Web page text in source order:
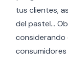
tus clientes,
del pastel…
considerando